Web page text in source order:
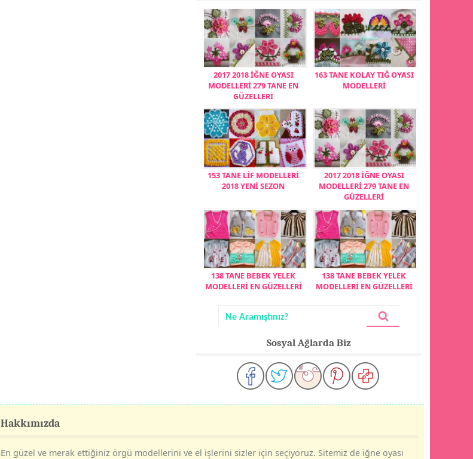
2017 2018 İĞNE OYASI
MODELLERİ 279 TANE EN
GÜZELLERİ
163 TANE KOLAY TIĞ OYASI
MODELLERİ
153 TANE LİF MODELLERİ
2018 YENİ SEZON
2017 2018 İĞNE OYASI
MODELLERİ 279 TANE EN
GÜZELLERİ
138 TANE BEBEK YELEK
MODELLERİ EN GÜZELLERİ
138 TANE BEBEK YELEK
MODELLERİ EN GÜZELLERİ
Sosyal Ağlarda Biz
Hakkımızda
En güzel ve merak ettiğiniz örgü modellerini ve el işlerini sizler için seçiyoruz. Sitemiz de iğne oyası